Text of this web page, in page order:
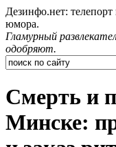
Дезинфо.нет:
юмора.
Гламурный
одобряют.
Смерть и
Минске: